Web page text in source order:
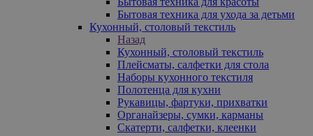
Бытовая техника для ухода за детьми
Кухонный, столовый текстиль
Назад
Кухонный, столовый текстиль
Плейсматы, салфетки для стола
Наборы кухонного текстиля
Полотенца для кухни
Рукавицы, фартуки, прихватки
Органайзеры, сумки, карманы
Скатерти, салфетки, клеенки